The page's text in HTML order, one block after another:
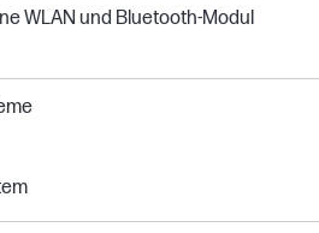
WLAN und Bluetooth-Modul